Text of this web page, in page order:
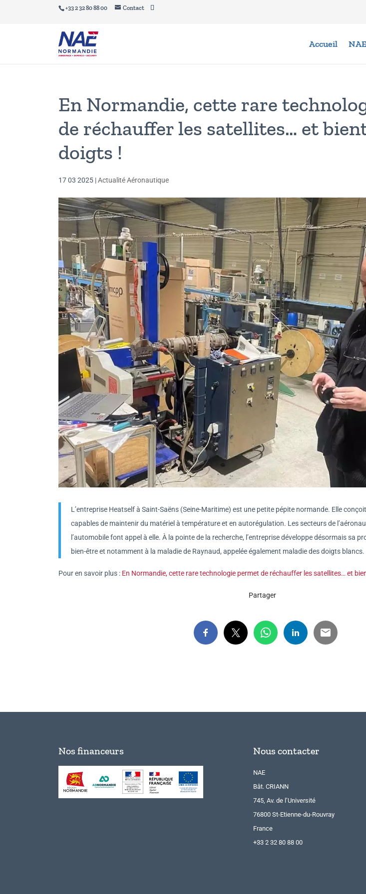
+33 2 32 80 88 00 Contact
Accueil NAE
En Normandie, cette rare
de réchauffer les satellites… et
doigts !
17 03 2025 |Actualité Aéronautique
L’entreprise Heatself à Saint-Saëns (Seine-Maritime) est une petite pépite normande. Elle
capables de maintenir du matériel à température et en autorégulation. Les secteurs de
l’automobile font appel à elle. À la pointe de la recherche, l’entreprise développe désormais sa
bien-être et notamment à la maladie de Raynaud, appelée également maladie des doigts blancs.
Pour en savoir plus : En Normandie, cette rare technologie permet de réchauffer les satellites… et
Partager
Nos financeurs Nous contacter
NAE
Bât. CRIANN
745, Av. de l’Université
76800 St-Etienne-du-Rouvray
France
+33 2 32 80 88 00